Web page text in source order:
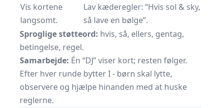
Vis kortene
langsomt.
Lav kæderegler: “Hvis sol & sky,
så lave en bølge”.
Sproglige støtteord: hvis, så, ellers, gentag,
betingelse, regel.
Samarbejde: Én “DJ” viser kort; resten følger.
Efter hver runde bytter I - børn skal lytte,
observere og hjælpe hinanden med at huske
reglerne.